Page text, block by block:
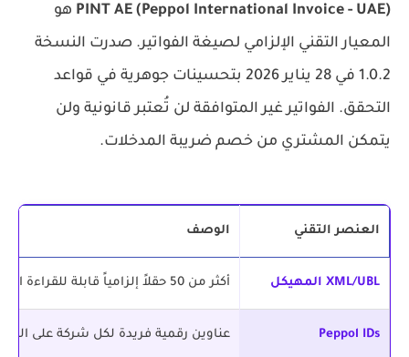
PINT AE (Peppol International Invoice - UAE) هو
المعيار التقني الإلزامي لصيغة الفواتير. صدرت النسخة
1.0.2 في 28 يناير 2026 بتحسينات جوهرية في قواعد
التحقق. الفواتير غير المتوافقة لن تُعتبر قانونية ولن
يتمكن المشتري من خصم ضريبة المدخلات.
العنصر التقني الوصف
XML/UBL المهيكل أكثر من 50 حقلاً إلزامياً قابلة للقراءة الآلية
Peppol IDs عناوين رقمية فريدة لكل شركة على